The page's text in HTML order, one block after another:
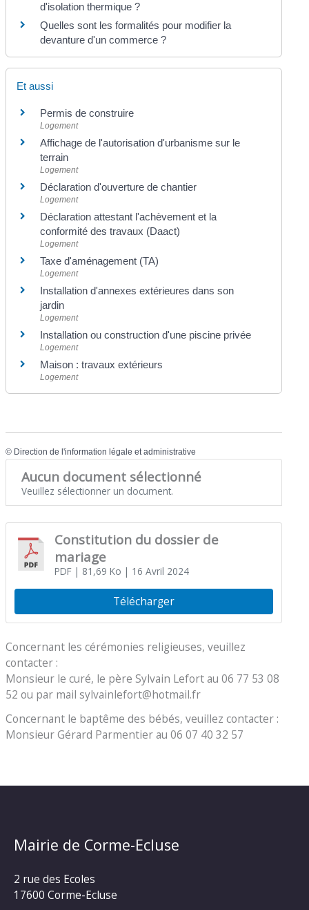
d'isolation thermique ?
Quelles sont les formalités pour modifier la
devanture d'un commerce ?
Et aussi
Permis de construire
Logement
Affichage de l'autorisation d'urbanisme sur le
terrain
Logement
Déclaration d'ouverture de chantier
Logement
Déclaration attestant l'achèvement et la
conformité des travaux (Daact)
Logement
Taxe d'aménagement (TA)
Logement
Installation d'annexes extérieures dans son
jardin
Logement
Installation ou construction d'une piscine privée
Logement
Maison : travaux extérieurs
Logement
© Direction de l'information légale et administrative
Aucun document sélectionné
Veuillez sélectionner un document.
Constitution du dossier de
mariage
PDF| 81,69 Ko | 16 Avril 2024
Télécharger
Concernant les cérémonies religieuses, veuillez
contacter :
Monsieur le curé, le père Sylvain Lefort au 06 77 53 08
52 ou par mail sylvainlefort@hotmail.fr
Concernant le baptême des bébés, veuillez contacter :
Monsieur Gérard Parmentier au 06 07 40 32 57
Mairie de Corme-Ecluse
2 rue des Ecoles
17600 Corme-Ecluse